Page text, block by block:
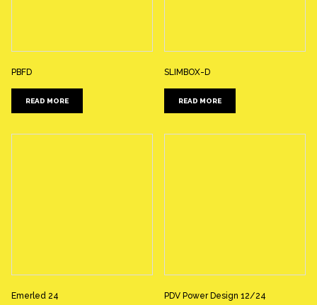
PBFD
READ MORE
SLIMBOX-D
READ MORE
Emerled 24 PDV Power Design 12/24